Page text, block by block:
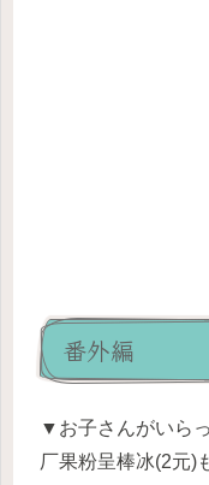
番外編
▼お子さんがいら
厂果粉呈棒冰(2元)